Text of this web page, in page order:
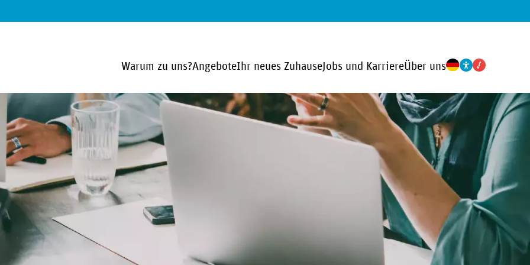
Warum zu uns?AngeboteIhr neues Zuhause Jobs und KarriereÜber uns